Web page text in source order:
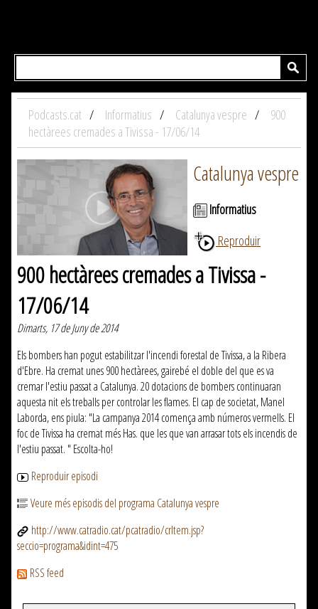
Podcasts.cat Informatius Catalunya vespre
900
hectàrees cremades a Tivissa - 17/06/14
Catalunya vespre
Informatius
Reproduir
900 hectàrees cremades a Tivissa -
17/06/14
Dimarts, 17 de Juny de 2014
Els bombers han pogut estabilitzar l'incendi forestal de Tivissa, a la Ribera
d'Ebre. Ha cremat unes 900 hectàrees, gairebé el doble del que es va
cremar l'estiu passat a Catalunya. 20 dotacions de bombers continuaran
aquesta nit els treballs per controlar les flames. El cap de societat, Manel
Laborda, ens piula: "La campanya 2014 comença amb números vermells. El
foc de Tivissa ha cremat més Has. que les que van arrasar tots els incendis de
l'estiu passat. " Escolta-ho!
Reproduir episodi
Veure més episodis del programa Catalunya vespre
http://www.catradio.cat/pcatradio/crItem.jsp?
seccio=programa&idint=475
RSS feed